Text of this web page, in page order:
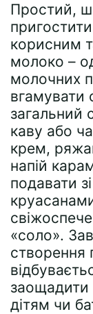
Простий,
пригостити
корисним
молоко –
молочних
вгамувати
загальний
каву або
крем,
напій
подавати
«соло».
створення
заощадити
дітям чи